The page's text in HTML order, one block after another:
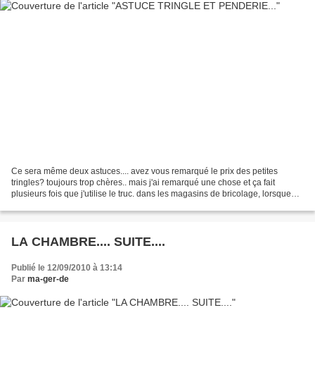
Ce sera même deux astuces.... avez vous remarqué le prix des petites
tringles? toujours trop chères.. mais j'ai remarqué une chose et ça fait
plusieurs fois que j'utilise le truc. dans les magasins de bricolage, lorsque
LA CHAMBRE.... SUITE....
Publié le 12/09/2010 à 13:14
Par ma-ger-de